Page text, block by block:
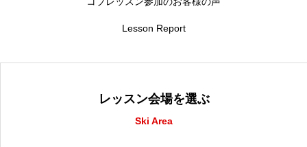
Lesson Report
レッスン会場を選ぶ
Ski Area